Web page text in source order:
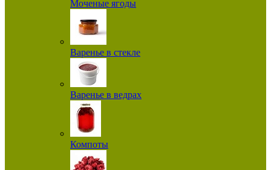
Моченые ягоды
Варенье в стекле
Варенье в ведрах
Компоты